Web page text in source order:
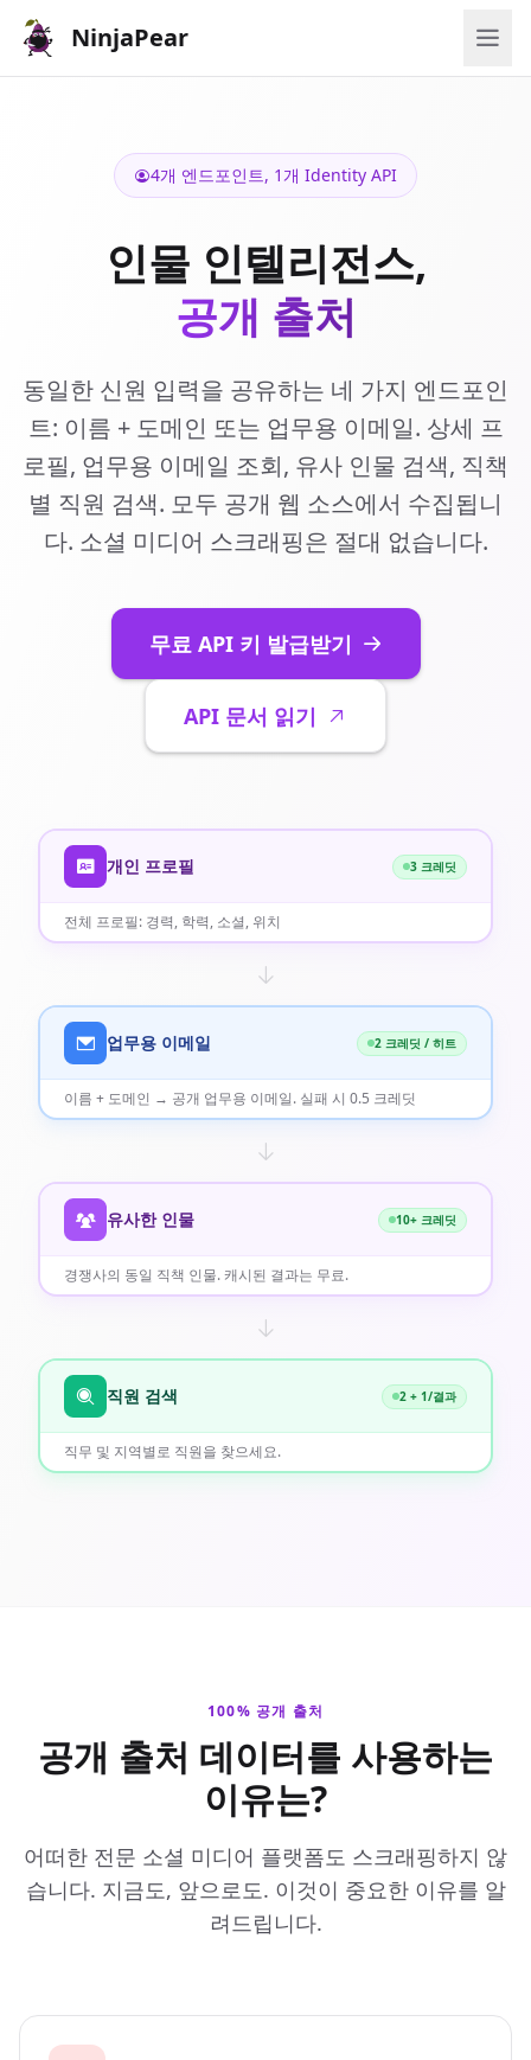
NinjaPear
4개 엔드포인트, 1개 Identity API
인물 인텔리전스,
공개 출처
동일한 신원 입력을 공유하는 네 가지 엔드포인
트: 이름 + 도메인 또는 업무용 이메일. 상세 프
로필, 업무용 이메일 조회, 유사 인물 검색, 직책
별 직원 검색. 모두 공개 웹 소스에서 수집됩니
다. 소셜 미디어 스크래핑은 절대 없습니다.
무료 API 키 발급받기
API 문서 읽기
개인 프로필 3 크레딧
전체 프로필: 경력, 학력, 소셜, 위치
업무용 이메일 2 크레딧 / 히트
이름 + 도메인 → 공개 업무용 이메일. 실패 시 0.5 크레딧
유사한 인물 10+ 크레딧
경쟁사의 동일 직책 인물. 캐시된 결과는 무료.
직원 검색 2 + 1/결과
직무 및 지역별로 직원을 찾으세요.
100% 공개 출처
공개 출처 데이터를 사용하는
이유는?
어떠한 전문 소셜 미디어 플랫폼도 스크래핑하지 않
습니다. 지금도, 앞으로도. 이것이 중요한 이유를 알
려드립니다.